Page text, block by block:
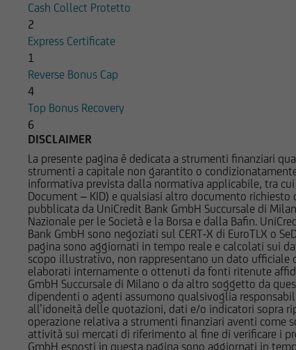
Cash Collect Protetto
2
Express Certificate
1
Reverse Bonus Cap
4
Top Bonus Recovery
6
DISCLAIMER
La presente pagina è dedicata a strumenti finanziari
strumenti a capitale non garantito o
informativa prevista dalla normativa applicabile, tra
Document – KID) e qualsiasi altro documento
pubblicata da UniCredit Bank GmbH Succursale di
Nazionale per le Società e la Borsa e dalla Bafin.
Bank GmbH sono negoziati sul CERT-X di EuroTLX o
pagina sono aggiornati in tempo reale e calcolati sui
scopo illustrativo, non rappresentano un dato
elaborati internamente o ottenuti da fonti ritenute
GmbH Succursale di Milano o da altro soggetto da
dipendenti o agenti assumono qualsivoglia
all’idoneità delle quotazioni, dati e/o indicatori sopra
operazione relativa a strumenti finanziari aventi
attività sui mercati di riferimento al fine di verificare i
GmbH esposti in questa pagina sono aggiornati in
UniCredit
in conflitto di
documenti
strumenti
potrebbero
ad essi;
L'accesso alle
normativa di
finanziari cui si
registrati ai
normativa
non è
in violazione
comunque si
Paesi, e non
contenuta nel